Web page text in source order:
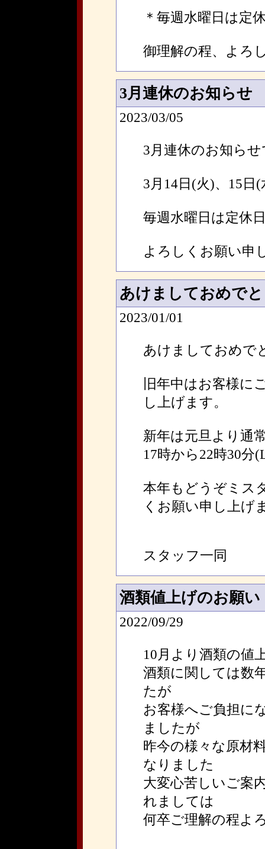
＊毎週水曜日は定
御理解の程、よろ
3月連休のお知らせ
2023/03/05
3月連休のお知ら
3月14日(火)、15日
毎週水曜日は定休
よろしくお願い申
あけましておめで
2023/01/01
あけましておめで
旧年中はお客様に
し上げます。
新年は元旦より通
17時から22時30分
本年もどうぞミス
くお願い申し上げ
スタッフ一同
酒類値上げのお願い
2022/09/29
10月より酒類の値
酒類に関しては数
たが
お客様へご負担に
ましたが
昨今の様々な原材
なりました
大変心苦しいご案
れましては
何卒ご理解の程よ